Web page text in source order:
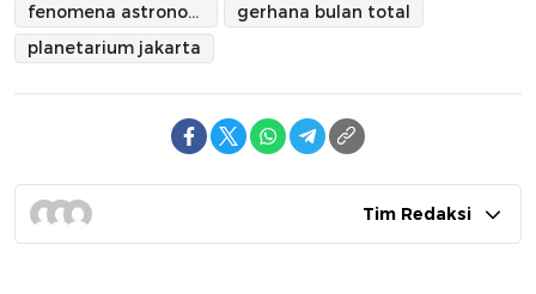
fenomena astronomi
gerhana bulan total
planetarium jakarta
Tim Redaksi